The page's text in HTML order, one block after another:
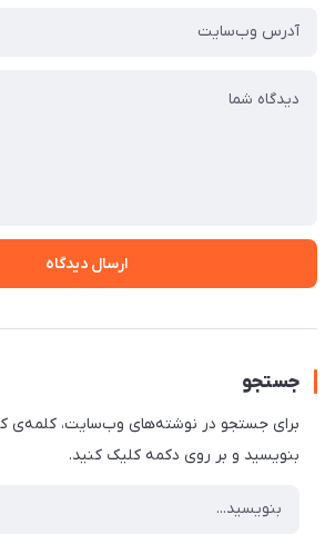
ارسال دیدگاه
جستجو
برای جستجو در نوشته‌های وب‌سایت، کلمه‌ی
بنویسید و بر روی دکمه کلیک کنید.